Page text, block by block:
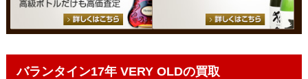
バランタイン17年 VERY OLDの買取